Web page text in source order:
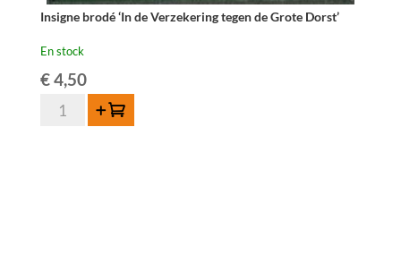
Insigne brodé ‘In de Verzekering tegen de Grote Dorst’
En stock
€4,50
quantité
Ajouter au panier